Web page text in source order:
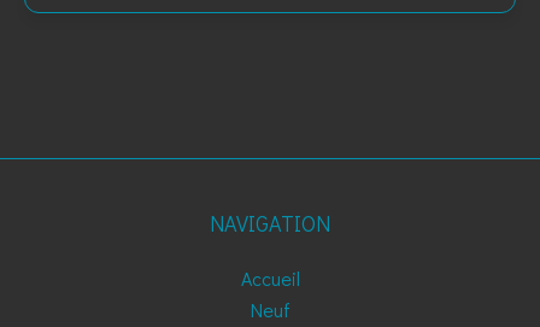
NAVIGATION
Accueil
Neuf